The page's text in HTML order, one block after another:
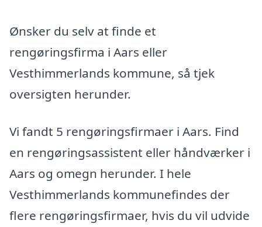
Ønsker du selv at finde et
rengøringsfirma i Aars eller
Vesthimmerlands kommune, så tjek
oversigten herunder.
Vi fandt 5 rengøringsfirmaer i Aars. Find
en rengøringsassistent eller håndværker i
Aars og omegn herunder. I hele
Vesthimmerlands kommunefindes der
flere rengøringsfirmaer, hvis du vil udvide